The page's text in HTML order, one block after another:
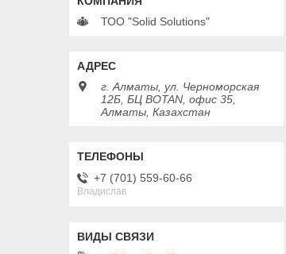
ТОО "Solid Solutions"
г. Алматы, ул. Черноморская
12Б, БЦ BOTAN, офис 35,
Алматы, Казахстан
+7 (701) 559-60-66
Владислав